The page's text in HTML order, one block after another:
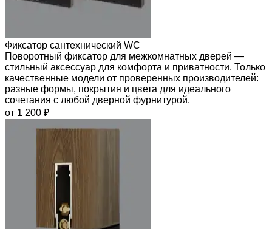
Фиксатор сантехнический WC
Поворотный фиксатор для межкомнатных дверей —
стильный аксессуар для комфорта и приватности. Только
качественные модели от проверенных производителей:
разные формы, покрытия и цвета для идеального
сочетания с любой дверной фурнитурой.
от 1 200 ₽